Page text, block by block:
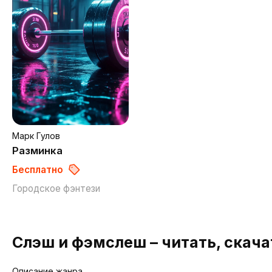
Марк Гулов
Разминка
Бесплатно
Городское фэнтези
Слэш и фэмслеш – читать,